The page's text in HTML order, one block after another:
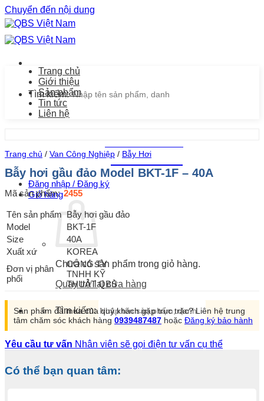
Chuyển đến nội dung
Tìm kiếm:
0939.487.487
Đăng nhập / Đăng ký
Giỏ hàng
Chưa có sản phẩm trong giỏ hàng.
Quay trở lại cửa hàng
Tìm kiếm:
Trang chủ
Giới thiệu
Sản phẩm
Tin tức
Liên hệ
Trang chủ / Van Công Nghiệp / Bẫy Hơi
Bẫy hơi gầu đảo Model BKT-1F – 40A
Mã sản phẩm: 2455
Tên sản phẩm Bẫy hơi gầu đảo
Model
BKT-1F
Size
40A
Xuất xứ
KOREA
Đơn vị phân
phối
CÔNG TY
TNHH KỸ
THUẬT QBS
Sản phẩm đã mua của quý khách gặp trục trặc? Liên hệ trung
tâm chăm sóc khách hàng 0939487487 hoặc Đăng ký bảo hành
Yêu cầu tư vấn Nhân viên sẽ gọi điện tư vấn cụ thể
Có thể bạn quan tâm: